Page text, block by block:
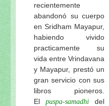
recientemente
abandonó su cuerpo
en Sridham Mayapur,
habiendo vivido
practicamente su
vida entre Vrindavana
y Mayapur, prestó un
gran servicio con sus
libros pioneros.
El puspa-samadhi del